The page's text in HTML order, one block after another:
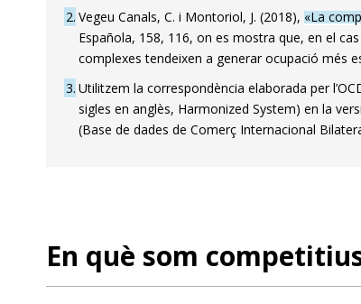
in a new window)
new window)
2 Vegeu Canals, C. i Montoriol, J. (2018), «La
Española, 158, 116, on es mostra que, en el
complexes tendeixen a generar ocupació més
3 Utilitzem la correspondència elaborada per
sigles en anglès, Harmonized System) en la
(Base de dades de Comerç Interna­cional
En què som